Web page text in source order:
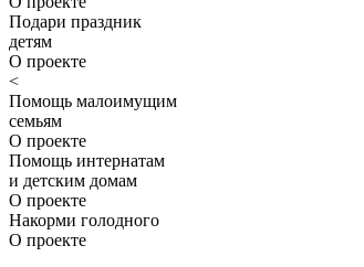
Подари праздник
детям
О проекте
<
Помощь малоимущим
семьям
О проекте
Помощь интернатам
и детским домам
О проекте
Накорми голодного
О проекте